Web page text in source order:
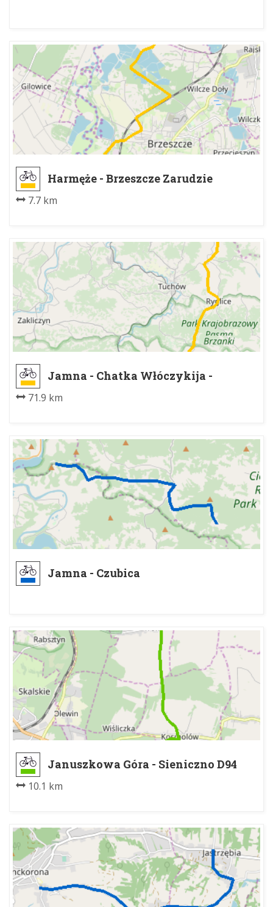
Harmęże - Brzeszcze Zarudzie
7.7 km
Jamna - Chatka Włóczykija -
71.9 km
Jamna - Czubica
Januszkowa Góra - Sieniczno D94
10.1 km